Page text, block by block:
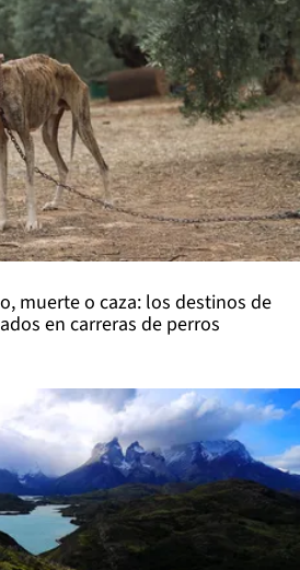
muerte o caza: los destinos de
en carreras de perros